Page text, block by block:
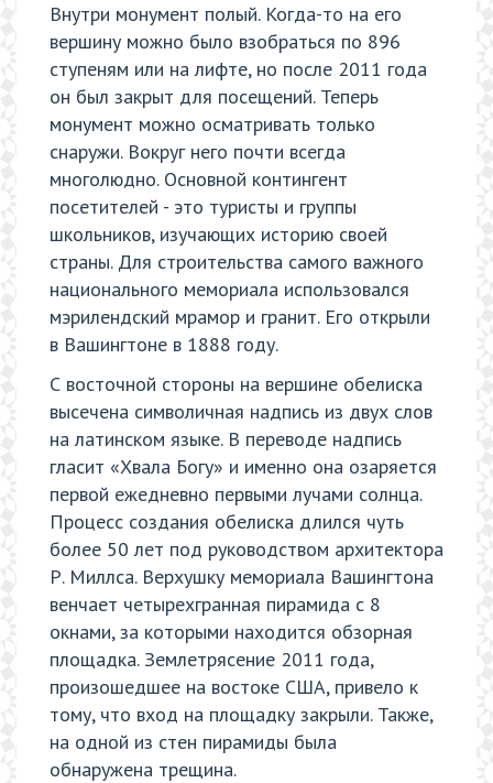
Внутри монумент полый. Когда-то на его
вершину можно было взобраться по 896
ступеням или на лифте, но после 2011 года
он был закрыт для посещений. Теперь
монумент можно осматривать только
снаружи. Вокруг него почти всегда
многолюдно. Основной контингент
посетителей - это туристы и группы
школьников, изучающих историю своей
страны. Для строительства самого важного
национального мемориала использовался
мэрилендский мрамор и гранит. Его открыли
в Вашингтоне в 1888 году.
С восточной стороны на вершине обелиска
высечена символичная надпись из двух слов
на латинском языке. В переводе надпись
гласит «Хвала Богу» и именно она озаряется
первой ежедневно первыми лучами солнца.
Процесс создания обелиска длился чуть
более 50 лет под руководством архитектора
Р. Миллса. Верхушку мемориала Вашингтона
венчает четырехгранная пирамида с 8
окнами, за которыми находится обзорная
площадка. Землетрясение 2011 года,
произошедшее на востоке США, привело к
тому, что вход на площадку закрыли. Также,
на одной из стен пирамиды была
обнаружена трещина.